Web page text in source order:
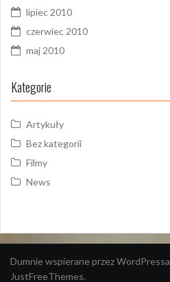
lipiec 2010
czerwiec 2010
maj 2010
Kategorie
Artykuły
Bez kategorii
Filmy
News
Dumnie wspierane przez WordPressa
JustFreeThemes.